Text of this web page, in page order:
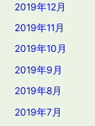
2019年12月
2019年11月
2019年10月
2019年9月
2019年8月
2019年7月